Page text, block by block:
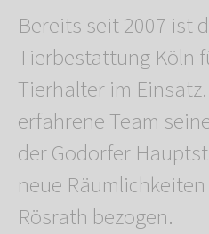
Bereits seit 2007 ist
Tierbestattung Köln
Tierhalter im
erfahrene Team
der Godorfer
neue
Rösrath bezogen.